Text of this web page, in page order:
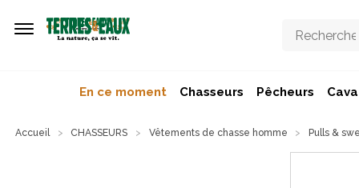
En ce moment Chasseurs Pêcheurs
Accueil CHASSEURS Vêtements de chasse homme Pulls &